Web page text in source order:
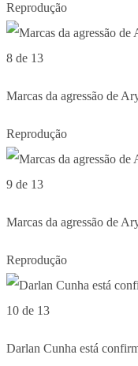
Reprodução
8 de 13
Marcas da agressão de
Reprodução
9 de 13
Marcas da agressão de
Reprodução
10 de 13
Darlan Cunha está